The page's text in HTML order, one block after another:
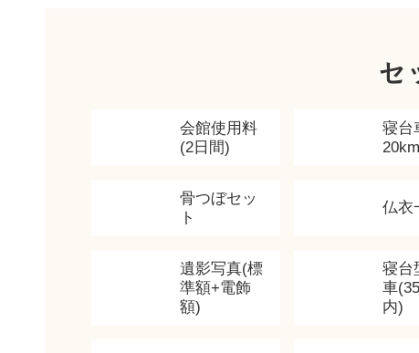
セ
会館使用料
(2日間)
寝台
骨つぼセッ
ト
仏衣
遺影写真(標
準額+電飾
額)
寝台
車
内)